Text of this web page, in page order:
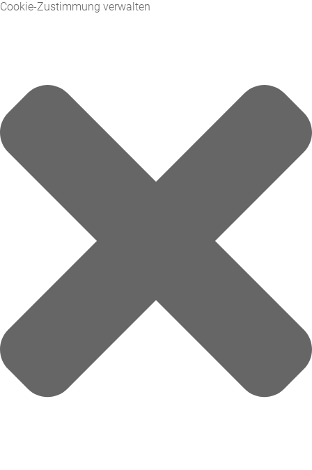
Cookie-Zustimmung verwalten